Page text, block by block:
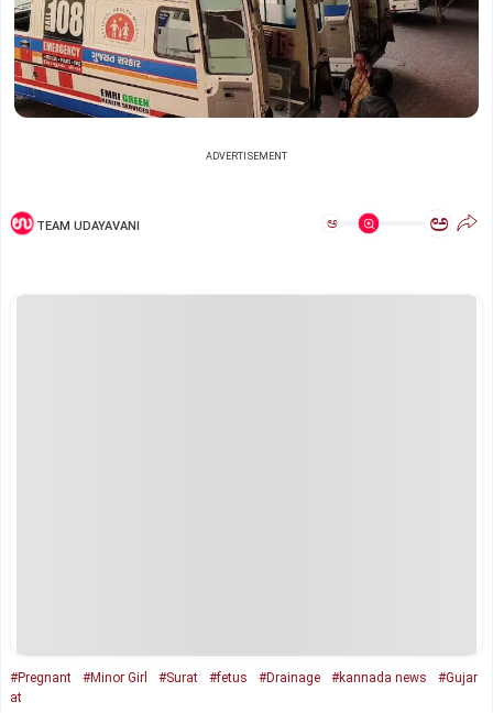
ADVERTISEMENT
TEAM UDAYAVANI ಅ ಅ
#Pregnant #Minor Girl #Surat #fetus #Drainage #kannada news
#Gujar
at